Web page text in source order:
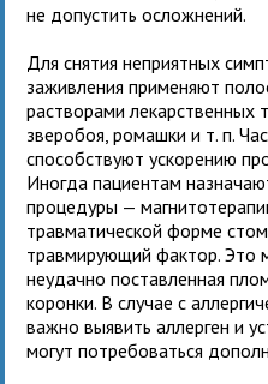
не допустить осложнений.
Для снятия неприятных
заживления применяют
растворами лекарственных
зверобоя, ромашки и т. п.
способствуют ускорению
Иногда пациентам
процедуры —
травматической форме
травмирующий фактор. Это
неудачно поставленная
коронки. В случае с
важно выявить аллерген и
могут потребоваться